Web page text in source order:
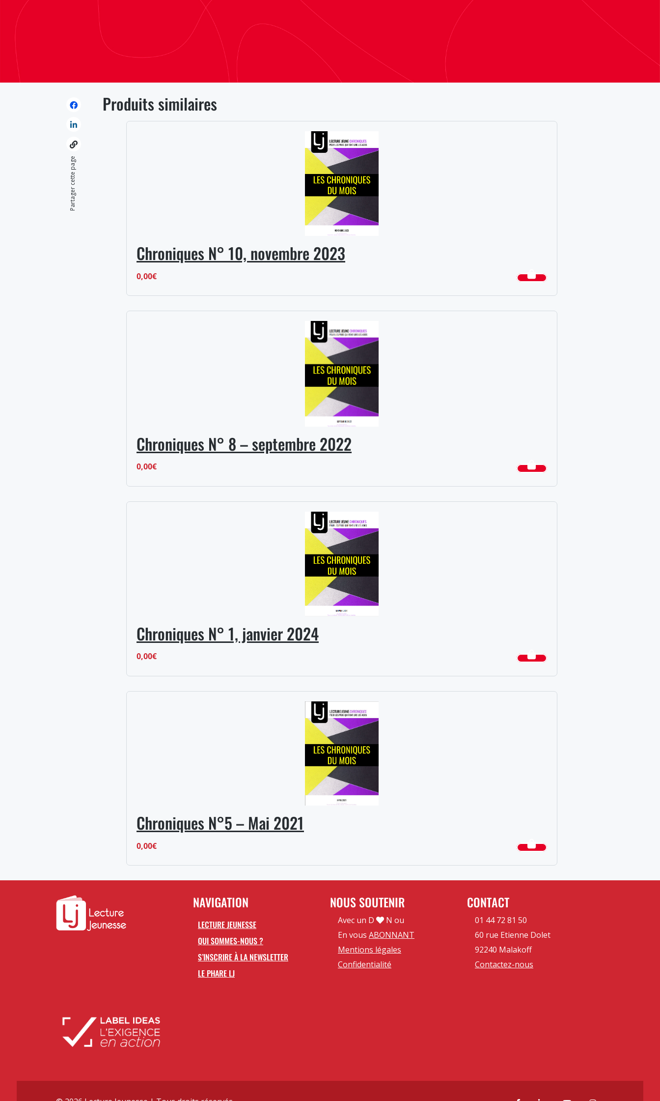
Partager cette page
Produits similaires
Chroniques N° 10, novembre 2023
0,00€
Chroniques N° 8 – septembre 2022
0,00€
Chroniques N° 1, janvier 2024
0,00€
Chroniques N°5 – Mai 2021
0,00€
NAVIGATION
LECTURE JEUNESSE
QUI SOMMES-NOUS ?
S’INSCRIRE À LA NEWSLETTER
LE PHARE LJ
NOUS SOUTENIR
Avec un D
N ou
En vous ABONNANT
Mentions légales
Confidentialité
CONTACT
01 44 72 81 50
60 rue Etienne Dolet
92240 Malakoff
Contactez-nous